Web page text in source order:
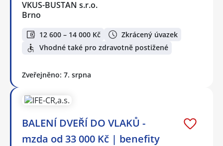
VKUS-BUSTAN s.r.o.
Brno
12 600 – 14 000 Kč
Zkrácený úvazek
Vhodné také pro zdravotně postižené
Zveřejněno: 7. srpna
BALENÍ DVEŘÍ DO VLAKŮ -
mzda od 33 000 Kč | benefity